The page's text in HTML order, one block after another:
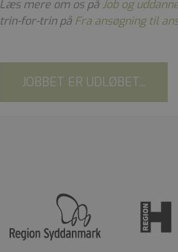
Læs mere om os på Job og
trin-for-trin på Fra ansøgning til
JOBBET ER UDLØBET...